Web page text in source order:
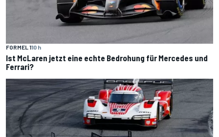
FORMEL 110 h
Ist McLaren jetzt eine echte Bedrohung für Mercedes und
Ferrari?